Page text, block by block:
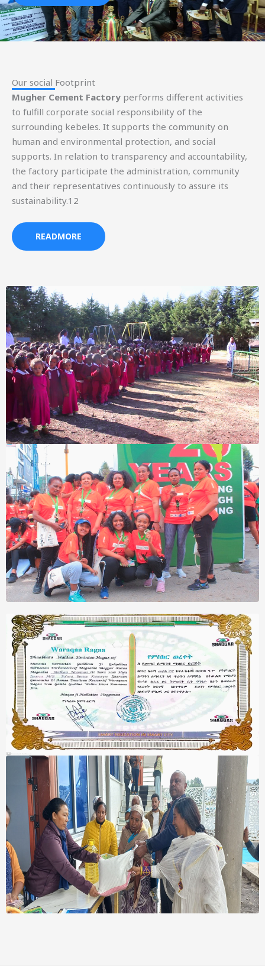
Our social Footprint​
Mugher Cement Factory performs different activities
to fulfill corporate social responsibility of the
surrounding kebeles. It supports the community on
human and environmental protection, and social
supports. In relation to transparency and accountability,
the factory participate the administration, community
and their representatives continuously to assure its
sustainability.12
READMORE